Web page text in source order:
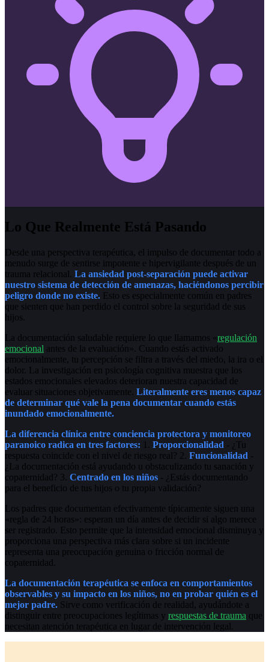
Lo Que Realmente Está Pasando
Desde una perspectiva terapéutica, el impulso de documentar todo a
menudo surge de sentirse impotente e hipervigilante después de un
trauma relacional. La ansiedad post-separación puede activar
nuestro sistema de detección de amenazas, haciéndonos percibir
peligro donde no existe. Esto es especialmente común en padres
que sienten que han perdido el control sobre la seguridad de sus
hijos.
La documentación saludable requiere lo que llamamos «regulación
emocional antes de la evaluación». Cuando estás activado
emocionalmente, tu percepción se filtra a través del miedo, la ira o el
dolor. La investigación en psicología cognitiva muestra que los
estados emocionales elevados deterioran nuestra capacidad de
evaluar situaciones objetivamente. Literalmente eres menos capaz
de determinar qué vale la pena documentar cuando estás
inundado emocionalmente.
La diferencia clínica entre conciencia protectora y monitoreo
paranoico radica en tres factores: 1. Proporcionalidad - ¿Tu
respuesta coincide con el nivel de riesgo real? 2. Funcionalidad -
¿La documentación está ayudando u obstaculizando tu sanación y
copaternidad? 3. Centrado en los niños - ¿Estás documentando
para el beneficio de tus hijos o tu propia validación?
Los padres que documentan efectivamente típicamente siguen una
«regla de 24 horas»: esperan un día antes de decidir si algo merece
ser registrado. Esto permite que la intensidad emocional disminuya y
proporciona una perspectiva más clara sobre si un incidente
representa una preocupación genuina o fricción normal de
copaternidad.
La documentación terapéutica se enfoca en comportamientos
observables y su impacto en los niños, no en probar quién es el
mejor padre. Sirve como verificación de realidad, ayudándote a
distinguir entre preocupaciones legítimas y respuestas de trauma que
necesitan atención terapéutica en lugar de intervención legal.